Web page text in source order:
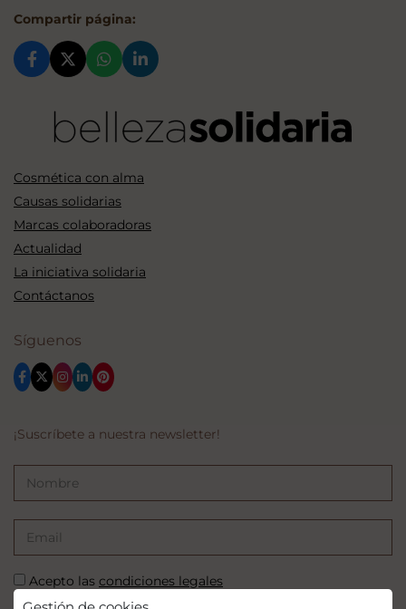
Compartir página:
Cosmética con alma
Causas solidarias
Marcas colaboradoras
Actualidad
La iniciativa solidaria
Contáctanos
Síguenos
¡Suscríbete a nuestra newsletter!
Acepto las condiciones legales